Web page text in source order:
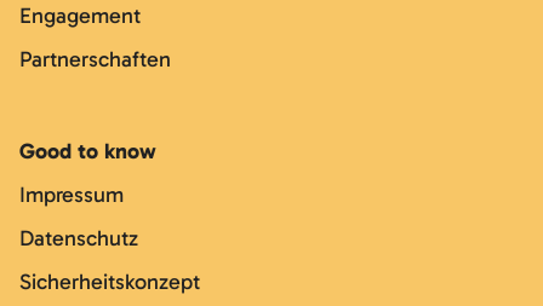
Engagement
Partnerschaften
Good to know
Impressum
Datenschutz
Sicherheitskonzept